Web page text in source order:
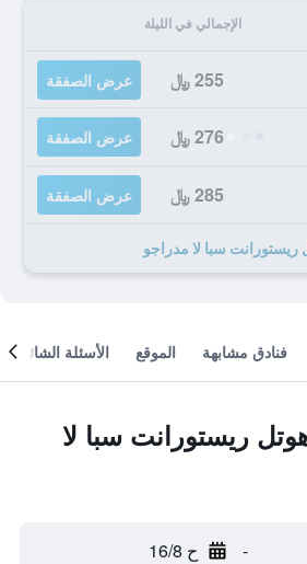
الإجمالي في الليلة
255 ﷼ عرض الصفقة
276 ﷼ عرض الصفقة
285 ﷼ عرض الصفقة
فنادق مشابهة الموقع الأسئلة الشائعة
ريستورانت سبا لا
- ح 16/8